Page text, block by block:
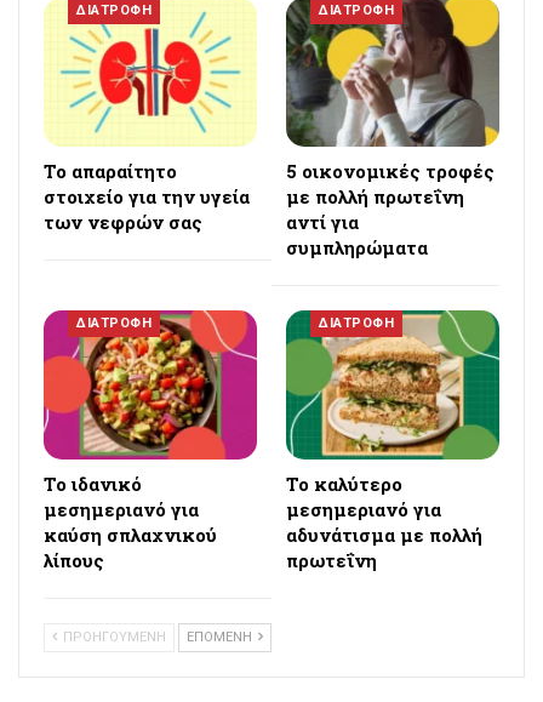
ΔΙΑΤΡΟΦΗ
Το απαραίτητο
στοιχείο για την υγεία
των νεφρών σας
ΔΙΑΤΡΟΦΗ
5 οικονομικές τροφές
με πολλή πρωτεΐνη
αντί για
συμπληρώματα
ΔΙΑΤΡΟΦΗ
Το ιδανικό
μεσημεριανό για
καύση σπλαχνικού
λίπους
ΔΙΑΤΡΟΦΗ
Το καλύτερο
μεσημεριανό για
αδυνάτισμα με πολλή
πρωτεΐνη
ΠΡΟΗΓΟΥΜΕΝΗ ΕΠΟΜΕΝΗ